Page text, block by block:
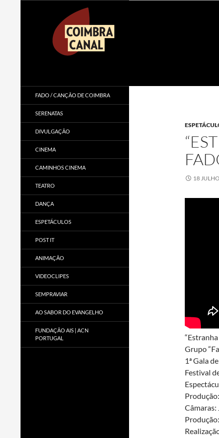
18
Grupo
1ª Gala
Festival
FADO / CANÇÃO DE COIMBRA
SERENATAS
DIVULGAÇÃO
CINEMA
CAMINHOS CINEMA
TEATRO
DANÇA
ESPETÁCULOS
POST IT
ANIMAÇÃO
VIDEOCLIPES
SEMPRAVIAR
AO SABOR DO EVANGELHO
FUNDAÇÃO AIS | ACN
PORTUGAL